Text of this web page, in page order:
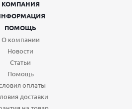
КОМПАНИЯ
ПОМОЩЬ
О компании
Новости
Статьи
Помощь
оплаты
доставки